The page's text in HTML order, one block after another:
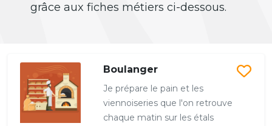
grâce aux fiches métiers ci-dessous.
Boulanger
Je prépare le pain et les
viennoiseries que l'on retrouve
chaque matin sur les étals